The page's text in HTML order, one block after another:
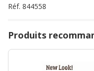
Réf. 844558
Produits